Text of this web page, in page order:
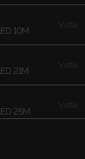
10M
Vista
21M
Vista
25M
Vista